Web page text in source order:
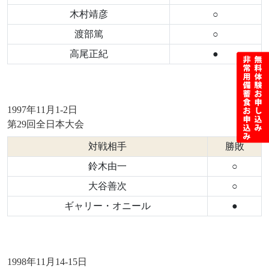
木村靖彦
○
渡部篤
○
高尾正紀
●
1997年11月1-2日
第29回全日本大会
対戦相手
勝敗
鈴木由一
○
大谷善次
○
ギャリー・オニール
●
1998年11月14-15日